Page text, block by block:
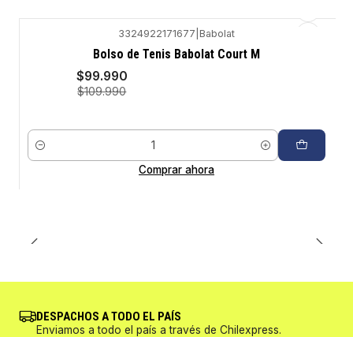
3324922171677 Babolat
Bolso de Tenis Babolat Court M
$99.990
$109.990
Cantidad
Comprar ahora
DESPACHOS A TODO EL PAÍS
Enviamos a todo el país a través de Chilexpress.